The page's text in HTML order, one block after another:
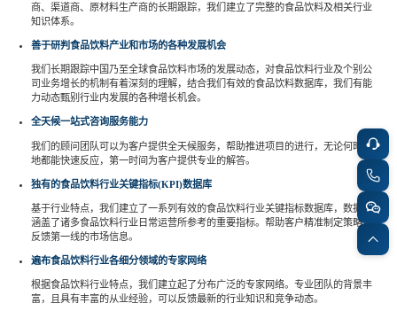
基础设施建设
教育与培训 航运及港口
母婴 农林牧渔
园林绿化 商业航空
商、渠道商、原材料生产商的长期跟踪，我们建立了完整的食品饮料及相关行业
知识体系。
善于研判食品饮料产业和市场的各种发展机会
我们长期跟踪中国乃至全球食品饮料市场的发展动态，对食品饮料行业及个别公
司业务增长的机制有着深刻的理解，结合我们有效的食品饮料数据库，我们有能
力动态甄别行业内发展的各种增长机会。
全天候一站式咨询服务能力
我们的顾问团队可以为客户提供全天候服务，帮助推进项目的进行，无论何时何
地都能快速反应，第一时间为客户提供专业的解答。
独有的食品饮料行业关键指标(KPI)数据库
基于行业特点，我们建立了一系列有效的食品饮料行业关键指标数据库，数据库
涵盖了诸多食品饮料行业日常运营所参考的重要指标。帮助客户精准制定策略，
反馈第一线的市场信息。
遍布食品饮料行业各细分领域的专家网络
根据食品饮料行业特点，我们建立起了分布广泛的专家网络。专业团队的背景丰
富，且具有丰富的从业经验，可以反馈最新的行业知识和竞争动态。